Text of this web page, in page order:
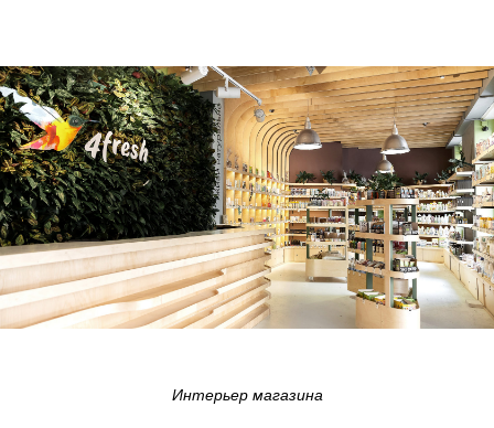
Интерьер магазина